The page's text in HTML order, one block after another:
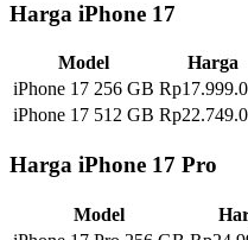
Harga iPhone 17
Model
Harga
iPhone 17 256 GB
iPhone 17 512 GB
Harga iPhone 17 Pro
Model